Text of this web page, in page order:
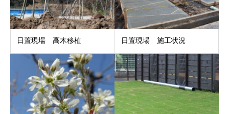
日置現場 高木移植 日置現場 施工状況